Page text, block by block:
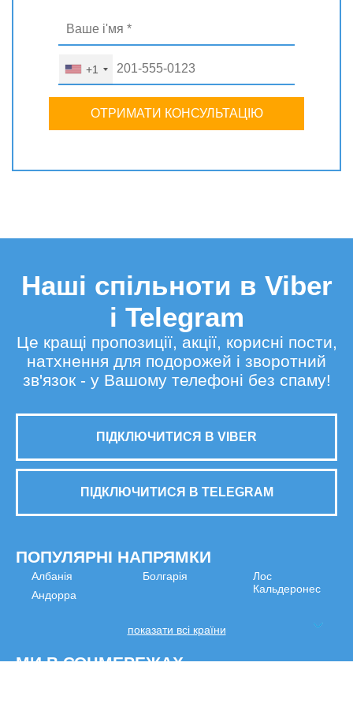
+1
ОТРИМАТИ КОНСУЛЬТАЦІЮ
Наші спільноти в Viber
і Telegram
Це кращі пропозиції, акції, корисні пости,
натхнення для подорожей і зворотний
зв'язок - у Вашому телефоні без спаму!
ПІДКЛЮЧИТИСЯ В VIBER
ПІДКЛЮЧИТИСЯ В TELEGRAM
ПОПУЛЯРНІ НАПРЯМКИ
Албанія
Андорра
Болгарія
Лос
Кальдеронес
показати всі країни
МИ В СОЦМЕРЕЖАХ